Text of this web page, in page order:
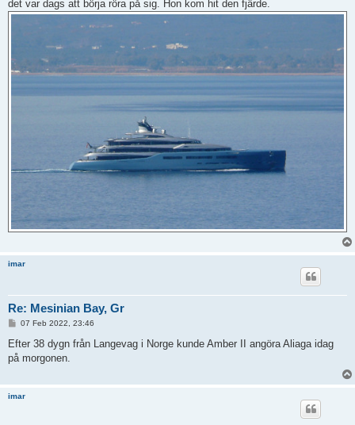
det var dags att börja röra på sig. Hon kom hit den fjärde.
imar
Re: Mesinian Bay, Gr
P
s
t
07 Feb 2022, 23:46
Efter 38 dygn från Langevag i Norge kunde Amber II angöra Aliaga idag
på morgonen.
imar